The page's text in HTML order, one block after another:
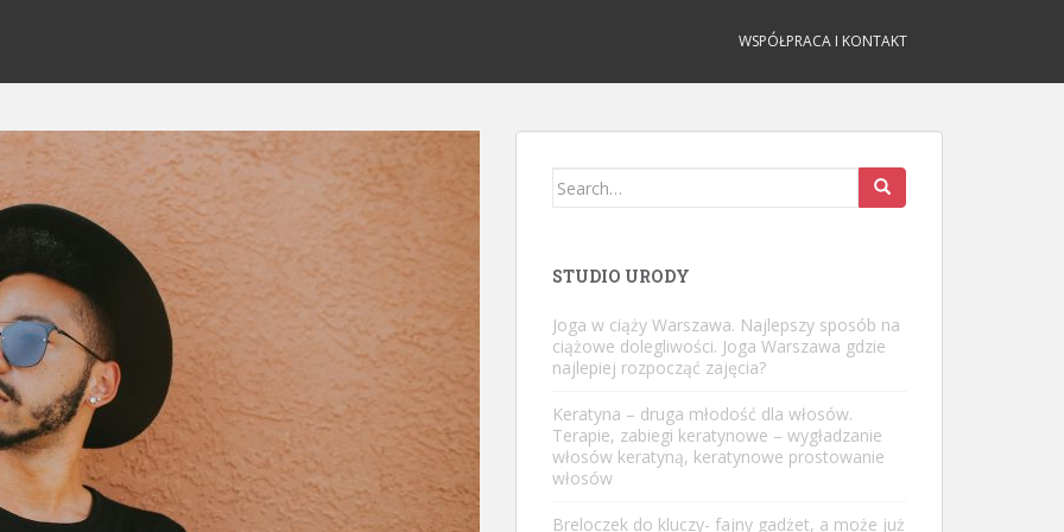
WSPÓŁPRACA I KONTAKT
Search
STUDIO URODY
Joga w ciąży Warszawa. Najlepszy sposób na
ciążowe dolegliwości. Joga Warszawa gdzie
najlepiej rozpocząć zajęcia?
Keratyna – druga młodość dla włosów.
Terapie, zabiegi keratynowe – wygładzanie
włosów keratyną, keratynowe prostowanie
włosów
Breloczek do kluczy- fajny gadżet, a może już